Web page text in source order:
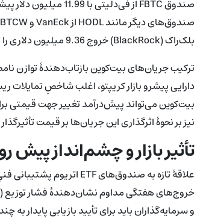
بلک‌راک (BlackRock) خروج 9.36 میلیون دلاری را ثبت کرد — که سومین بازخرید آن در چهار جلسه معاملاتی به‌شمار می‌رفت.
ترکیب جریان‌های بیت‌کوین بازتاب‌دهندهٔ توازن
دارایی پیشرو بازار کریپتو، اغلب شاخصِ تمایلات
بیت‌کوین می‌تواند پیش‌درآمد تغییر جهت قیمتی
نیز بر نحوهٔ اثرگذاری این جریان‌ها بر قیمت
تأثیر بازار و چشم‌انداز پیش رو